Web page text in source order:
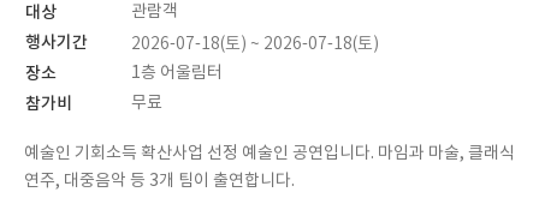
대상 관람객
행사기간 2026-07-18(토) ~ 2026-07-18(토)
장소 1층 어울림터
참가비 무료
예술인 기회소득 확산사업 선정 예술인 공연입니다. 마임과 마술, 클래식
연주, 대중음악 등 3개 팀이 출연합니다.